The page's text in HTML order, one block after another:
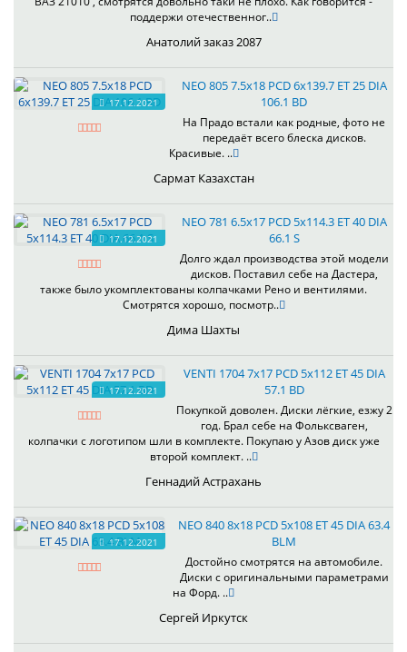
поддержи отечественног..
Анатолий заказ 2087
17.12.2021
NEO 805 7.5x18 PCD 6x139.7 ET 25 DIA
106.1 BD
На Прадо встали как родные, фото не
передаёт всего блеска дисков.
Красивые. ..
Сармат Казахстан
17.12.2021
NEO 781 6.5x17 PCD 5x114.3 ET 40 DIA
66.1 S
Долго ждал производства этой модели
дисков. Поставил себе на Дастера,
также было укомплектованы колпачками Рено и вентилями.
Смотрятся хорошо, посмотр..
Дима Шахты
17.12.2021
VENTI 1704 7x17 PCD 5x112 ET 45 DIA
57.1 BD
Покупкой доволен. Диски лёгкие, езжу 2
год. Брал себе на Фольксваген,
колпачки с логотипом шли в комплекте. Покупаю у Азов диск уже
второй комплект. ..
Геннадий Астрахань
17.12.2021
NEO 840 8x18 PCD 5x108 ET 45 DIA 63.4
BLM
Достойно смотрятся на автомобиле.
Диски с оригинальными параметрами
на Форд. ..
Сергей Иркутск